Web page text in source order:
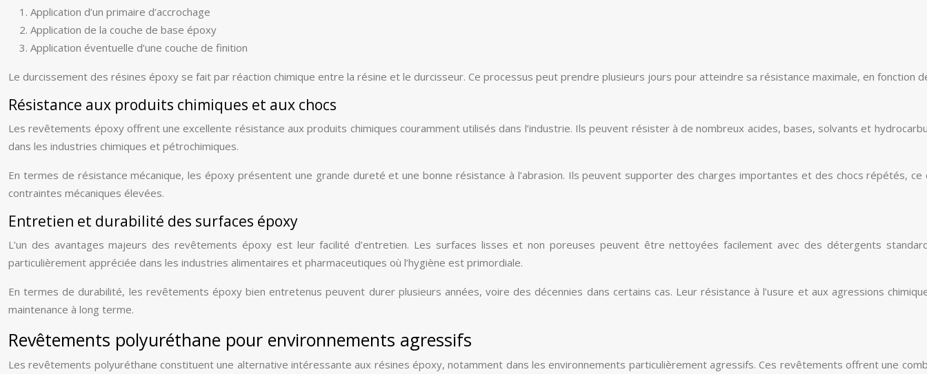
Application d’un primaire d’accrochage
Application de la couche de base époxy
Application éventuelle d’une couche de finition
Le durcissement des résines époxy se fait par réaction chimique entre la résine et le durcisseur. Ce processus peut prendre plusieurs jours pour atteindre sa résistance maximale, en fonction
Résistance aux produits chimiques et aux chocs
Les revêtements époxy offrent une excellente résistance aux produits chimiques couramment utilisés dans l’industrie. Ils peuvent résister à de nombreux acides, bases, solvants et
dans les industries chimiques et pétrochimiques.
En termes de résistance mécanique, les époxy présentent une grande dureté et une bonne résistance à l’abrasion. Ils peuvent supporter des charges importantes et des chocs répétés,
contraintes mécaniques élevées.
Entretien et durabilité des surfaces époxy
L’un des avantages majeurs des revêtements époxy est leur facilité d’entretien. Les surfaces lisses et non poreuses peuvent être nettoyées facilement avec des détergents
particulièrement appréciée dans les industries alimentaires et pharmaceutiques où l’hygiène est primordiale.
En termes de durabilité, les revêtements époxy bien entretenus peuvent durer plusieurs années, voire des décennies dans certains cas. Leur résistance à l’usure et aux agressions
maintenance à long terme.
Revêtements polyuréthane pour environnements agressifs
Les revêtements polyuréthane constituent une alternative intéressante aux résines époxy, notamment dans les environnements particulièrement agressifs. Ces revêtements offrent une